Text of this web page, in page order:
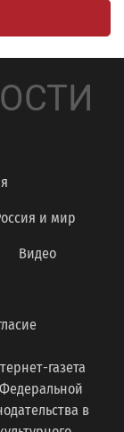
и мир
Видео
газета
в